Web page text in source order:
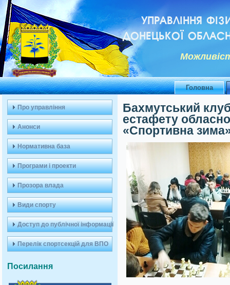
УПРАВЛІННЯ
ДОНЕЦЬКОЇ
Головна
Про управління
Анонси
Нормативна база
Програми і проекти
Прозора влада
Види спорту
Доступ до публічної інформації
Перелік спортсекцій для ВПО
Посилання
Бахмутський
естафету
«Спортивна